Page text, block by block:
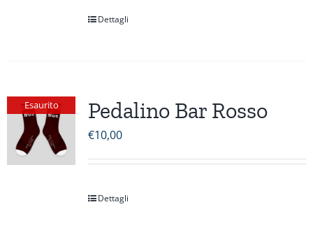
Dettagli
Esaurito Pedalino Bar Rosso
€10,00
Dettagli